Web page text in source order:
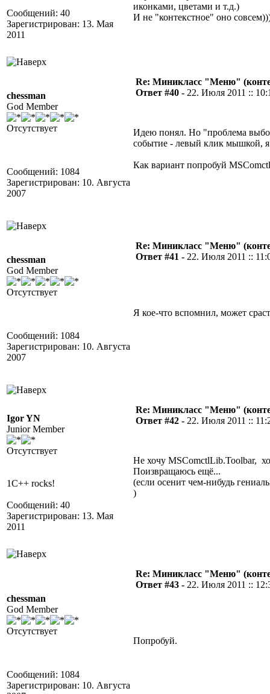
Сообщений: 40
Зарегистрирован: 13. Мая
2011
иконками, цветами и т.д.)
И не "контекстное" оно
chessman
God Member
Отсутствует
Сообщений: 1084
Зарегистрирован: 10. Августа
2007
Re: Миникласс "Меню"
Ответ #40 - 22. Июля 2011 ::
Идею понял. Но "проблема
событие - левый клик мышкой,
Как вариант попробуй
chessman
God Member
Отсутствует
Сообщений: 1084
Зарегистрирован: 10. Августа
2007
Re: Миникласс "Меню"
Ответ #41 - 22. Июля 2011 ::
Я кое-что вспомнил, может
Igor YN
Junior Member
Отсутствует
1C++ rocks!
Сообщений: 40
Зарегистрирован: 13. Мая
2011
Re: Миникласс "Меню"
Ответ #42 - 22. Июля 2011 ::
Не хочу MSComctlLib.Toolbar,
Поизвращаюсь ещё...
(если осенит чем-нибудь
)
chessman
God Member
Отсутствует
Сообщений: 1084
Зарегистрирован: 10. Августа
Re: Миникласс "Меню"
Ответ #43 - 22. Июля 2011 ::
Попробуй.